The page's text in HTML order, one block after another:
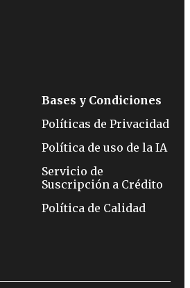
Bases y Condiciones
Políticas de Privacidad
Política de uso de la IA
Servicio de
Suscripción a Crédito
Política de Calidad